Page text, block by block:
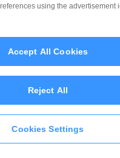
using the advertisement
Cookies Settings
Reject All
Accept All Cookies